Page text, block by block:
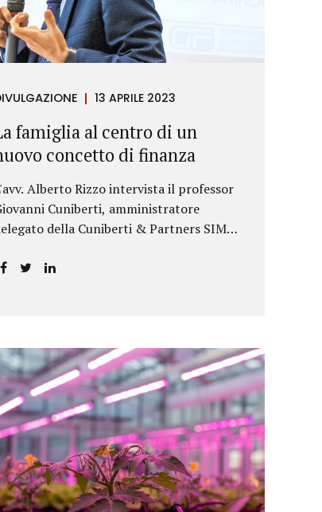
13 APRILE 2023
famiglia al centro di un
concetto di finanza
Alberto Rizzo intervista il professor
Cuniberti, amministratore
della Cuniberti & Partners SIM